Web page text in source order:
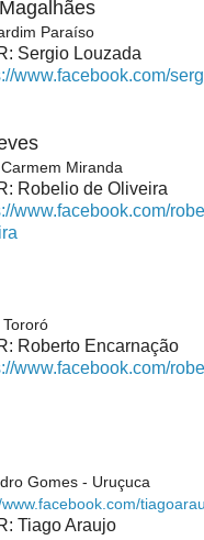
Paraíso
Sergio Louzada
www.facebook.com/
Miranda
Robelio de Oliveira
www.facebook.com/
Roberto Encarnação
www.facebook.com/
Gomes - Uruçuca
Tiago Araujo